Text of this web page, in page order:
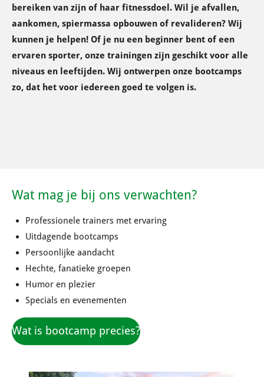
bereiken van zijn of haar fitnessdoel. Wil je afvallen,
aankomen, spiermassa opbouwen of revalideren? Wij
kunnen je helpen! Of je nu een beginner bent of een
ervaren sporter, onze trainingen zijn geschikt voor alle
niveaus en leeftijden. Wij ontwerpen onze bootcamps
zo, dat het voor iedereen goed te volgen is.
Wat mag je bij ons verwachten?
Professionele trainers met ervaring
Uitdagende bootcamps
Persoonlijke aandacht
Hechte, fanatieke groepen
Humor en plezier
Specials en evenementen
Wat is bootcamp precies?